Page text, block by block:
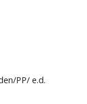
PP/ e.d.